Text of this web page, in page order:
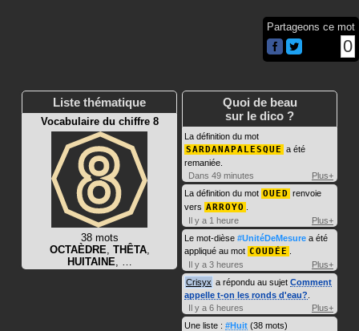
Partageons ce mot
0
Liste thématique
Vocabulaire du chiffre 8
38 mots
OCTAÈDRE THÊTA,
HUITAINE
Quoi de beau
sur le dico ?
La définition du mot
SARDANAPALESQUE a été
remaniée.
Dans 49 minutes
Plus+
La définition du mot OUED renvoie
vers ARROYO
Il y a 1 heure
Plus+
Le mot-dièse #UnitéDeMesure a été
appliqué au mot COUDÉE
Il y a 3 heures
Plus+
Crisyx a répondu au sujet Comment
appelle t-on les ronds d'eau?
Il y a 6 heures
Plus+
Une liste : #Huit (38 mots)